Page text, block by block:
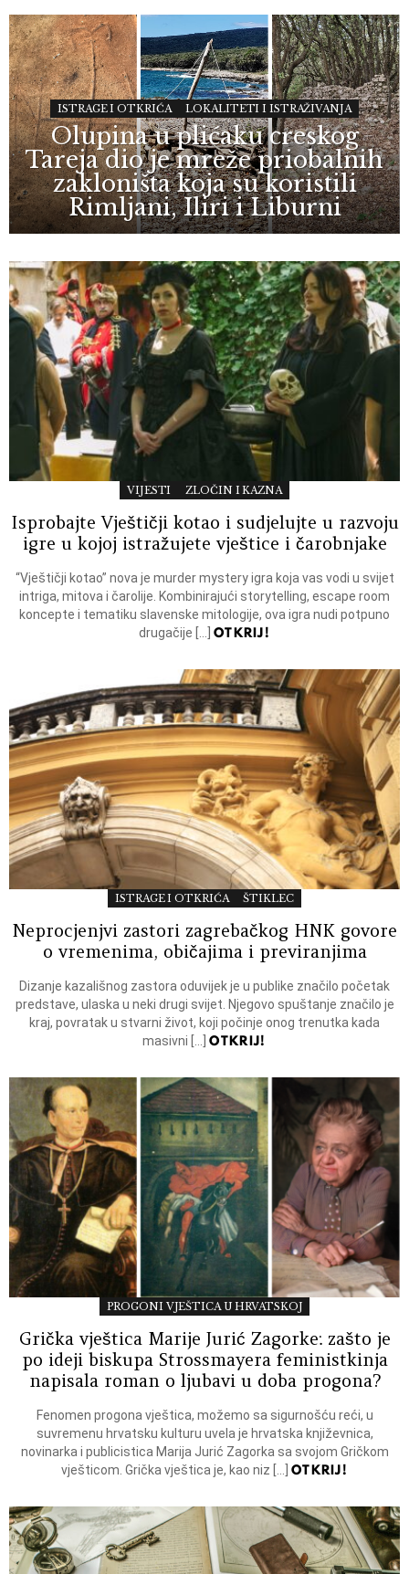
ISTRAGE I OTKRIĆA LOKALITETI I ISTRAŽIVANJA
Olupina u plićaku creskog
Tareja dio je mreže priobalnih
zakloništa koja su koristili
Rimljani, Iliri i Liburni
VIJESTI ZLOČIN I KAZNA
Isprobajte Vještičji kotao i sudjelujte u razvoju
igre u kojoj istražujete vještice i čarobnjake
“Vještičji kotao” nova je murder mystery igra koja vas vodi u svijet
intriga, mitova i čarolije. Kombinirajući storytelling, escape room
koncepte i tematiku slavenske mitologije, ova igra nudi potpuno
drugačije […] OTKRIJ!
ISTRAGE I OTKRIĆA ŠTIKLEC
Neprocjenjvi zastori zagrebačkog HNK govore
o vremenima, običajima i previranjima
Dizanje kazališnog zastora oduvijek je u publike značilo početak
predstave, ulaska u neki drugi svijet. Njegovo spuštanje značilo je
kraj, povratak u stvarni život, koji počinje onog trenutka kada
masivni […]OTKRIJ!
PROGONI VJEŠTICA U HRVATSKOJ
Grička vještica Marije Jurić Zagorke: zašto je
po ideji biskupa Strossmayera feministkinja
napisala roman o ljubavi u doba progona?
Fenomen progona vještica, možemo sa sigurnošću reći, u
suvremenu hrvatsku kulturu uvela je hrvatska književnica,
novinarka i publicistica Marija Jurić Zagorka sa svojom Gričkom
vješticom. Grička vještica je, kao niz […] OTKRIJ!